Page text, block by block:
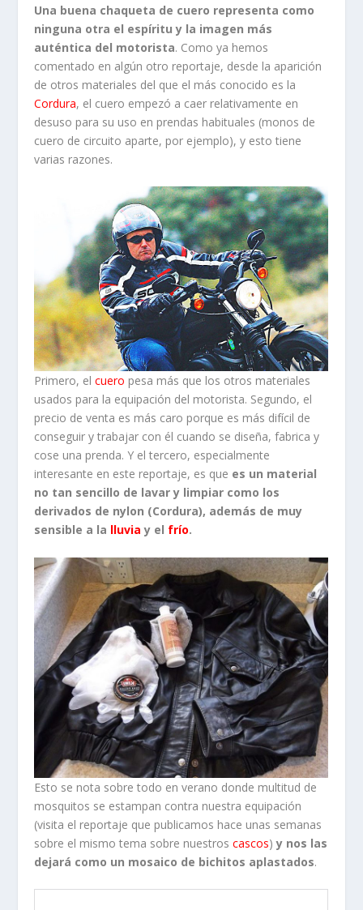
Una buena chaqueta de cuero representa como
ninguna otra el espíritu y la imagen más
auténtica del motorista. Como ya hemos
comentado en algún otro reportaje, desde la aparición
de otros materiales del que el más conocido es la
Cordura, el cuero empezó a caer relativamente en
desuso para su uso en prendas habituales (monos de
cuero de circuito aparte, por ejemplo), y esto tiene
varias razones.
Primero, elcuero pesa más que los otros materiales
usados para la equipación del motorista. Segundo, el
precio de venta es más caro porque es más difícil de
conseguir y trabajar con él cuando se diseña, fabrica y
cose una prenda. Y el tercero, especialmente
interesante en este reportaje, es que es un material
no tan sencillo de lavar y limpiar como los
derivados de nylon (Cordura), además de muy
sensible a la lluvia y el frío.
Esto se nota sobre todo en verano donde multitud de
mosquitos se estampan contra nuestra equipación
(visita el reportaje que publicamos hace unas semanas
sobre el mismo tema sobre nuestroscascos)y nos las
dejará como un mosaico de bichitos aplastados.